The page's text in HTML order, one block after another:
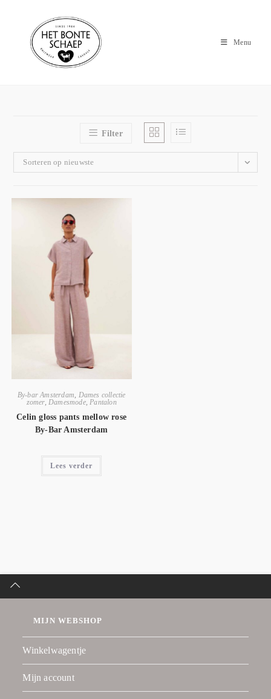
Menu
Filter
Sorteren op nieuwste
By-bar Amsterdam
Dames collectie
zomer, Damesmode, Pantalon
Celin gloss pants mellow rose
By-Bar Amsterdam
Lees verder
MIJN WEBSHOP
Winkelwagentje
Mijn account